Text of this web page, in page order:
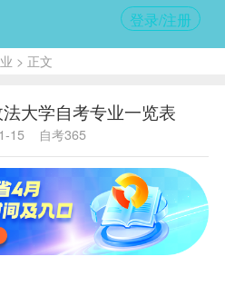
登录/注册
> 正文
大学自考专业一览表
15 自考365